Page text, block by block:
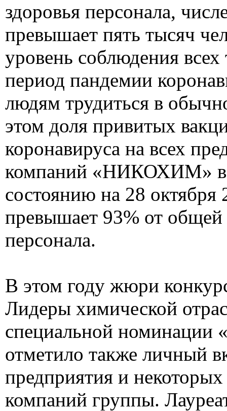
здоровья персонала,
превышает пять тысяч
уровень соблюдения всех
период пандемии
людям трудиться в
этом доля привитых
коронавируса на всех
компаний «НИКОХИМ» в
состоянию на 28 октября
превышает 93% от общей
персонала.
В этом году жюри
Лидеры химической
специальной номинации
отметило также личный
предприятия и некоторых
компаний группы.